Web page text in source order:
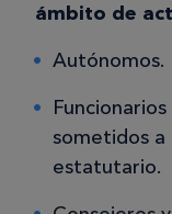
ámbito de
Autónomos.
sometidos
estatutario.